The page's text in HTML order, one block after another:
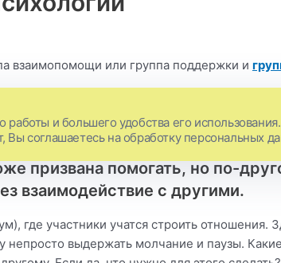
взаимопомощи или группа поддержки и
того или иного участника. Там
призвана помогать, но по-
взаимодействие с другими.
где участники учатся строить отношения.
выдержать молчание и паузы.
и большего удобства его
Вы соглашаетесь на обработку персональных